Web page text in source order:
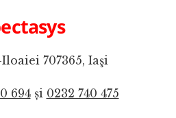
707365, Iaşi
694și 0232 740 475